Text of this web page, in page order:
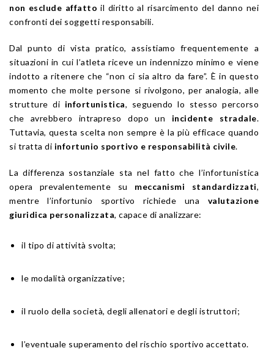
non esclude affatto il diritto al risarcimento del danno nei
confronti dei soggetti responsabili.
Dal punto di vista pratico, assistiamo frequentemente a
situazioni in cui l’atleta riceve un indennizzo minimo e viene
indotto a ritenere che “non ci sia altro da fare”. È in questo
momento che molte persone si rivolgono, per analogia, alle
strutture di infortunistica, seguendo lo stesso percorso
che avrebbero intrapreso dopo un incidente stradale.
Tuttavia, questa scelta non sempre è la più efficace quando
si tratta di infortunio sportivo e responsabilità civile.
La differenza sostanziale sta nel fatto che l’infortunistica
opera prevalentemente su meccanismi standardizzati,
mentre l’infortunio sportivo richiede una valutazione
giuridica personalizzata, capace di analizzare:
il tipo di attività svolta;
le modalità organizzative;
il ruolo della società, degli allenatori e degli istruttori;
l’eventuale superamento del rischio sportivo accettato.